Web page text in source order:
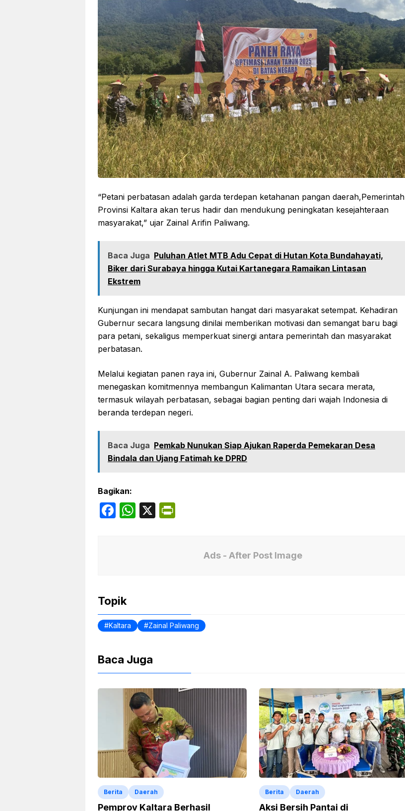
“Petani perbatasan adalah garda terdepan ketahanan pangan daerah,Pemerintah
Provinsi Kaltara akan terus hadir dan mendukung peningkatan kesejahteraan
masyarakat,” ujar Zainal Arifin Paliwang.
Baca Juga Puluhan Atlet MTB Adu Cepat di Hutan Kota Bundahayati,
Biker dari Surabaya hingga Kutai Kartanegara Ramaikan Lintasan
Ekstrem
Kunjungan ini mendapat sambutan hangat dari masyarakat setempat. Kehadiran
Gubernur secara langsung dinilai memberikan motivasi dan semangat baru bagi
para petani, sekaligus memperkuat sinergi antara pemerintah dan masyarakat
perbatasan.
Melalui kegiatan panen raya ini, Gubernur Zainal A. Paliwang kembali
menegaskan komitmennya membangun Kalimantan Utara secara merata,
termasuk wilayah perbatasan, sebagai bagian penting dari wajah Indonesia di
beranda terdepan negeri.
Baca Juga Pemkab Nunukan Siap Ajukan Raperda Pemekaran Desa
Bindala dan Ujang Fatimah ke DPRD
Bagikan:
F
o
k
W X
y
Ads - After Post Image
Topik
Kaltara Zainal Paliwang
Baca Juga
Berita Daerah
Pemprov Kaltara Berhasil
Berita Daerah
Aksi Bersih Pantai di